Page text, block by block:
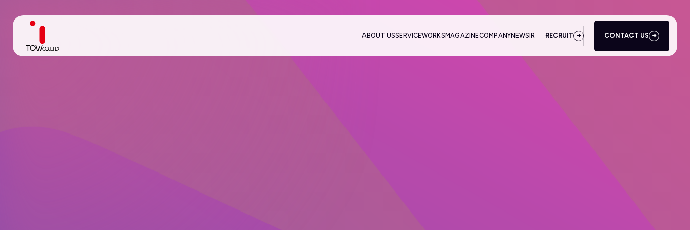
ABOUT USSERVICEWORKS MAGAZINECOMPANYNEWS IR RECRUIT CONTACT US